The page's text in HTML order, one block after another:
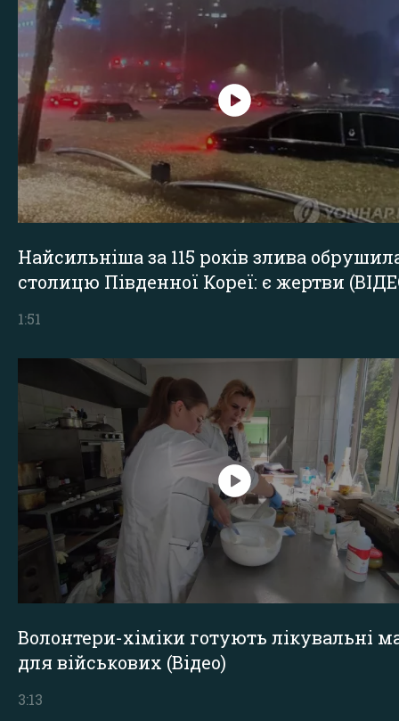
Найсильніша за 115 років злива
столицю Південної Кореї: є жертви
1:51
Волонтери-хіміки готують лікувальні
для військових (Відео)
3:13